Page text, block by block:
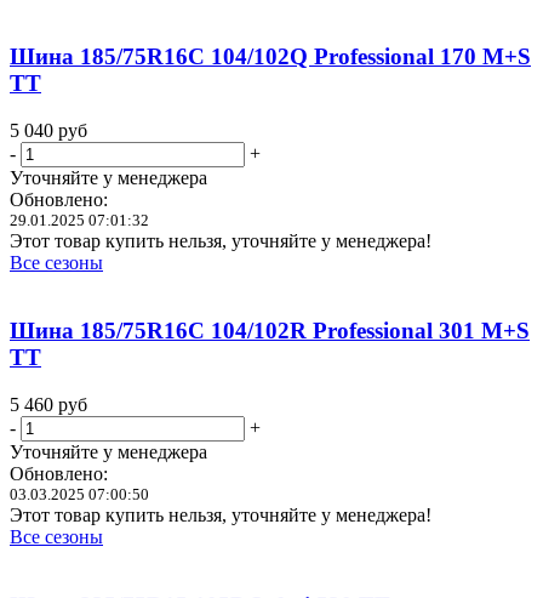
Шина 185/75R16C 104/102Q Professional 170 M+S
TT
5 040 руб
-
+
Уточняйте у менеджера
Обновлено:
29.01.2025 07:01:32
Этот товар купить нельзя, уточняйте у менеджера!
Все сезоны
Шина 185/75R16C 104/102R Professional 301 M+S
TT
5 460 руб
-
+
Уточняйте у менеджера
Обновлено:
03.03.2025 07:00:50
Этот товар купить нельзя, уточняйте у менеджера!
Все сезоны